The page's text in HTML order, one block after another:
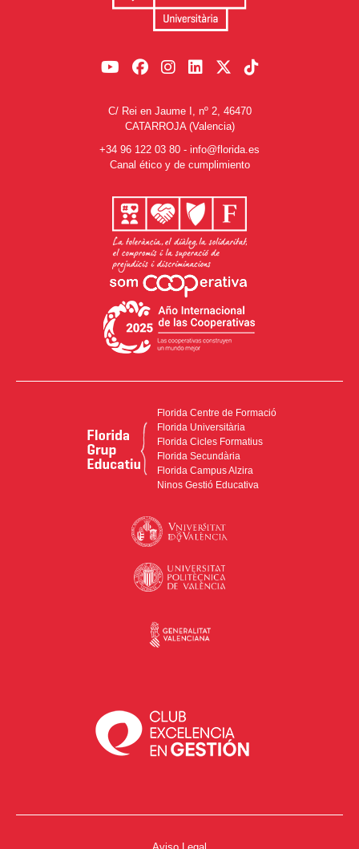
C/ Rei en Jaume I, nº 2, 46470
CATARROJA (Valencia)
+34 96 122 03 80 - info@florida.es
Canal ético y de cumplimiento
Florida Centre de Formació
Florida Universitària
Florida Cicles Formatius
Florida Secundària
Florida Campus Alzira
Ninos Gestió Educativa